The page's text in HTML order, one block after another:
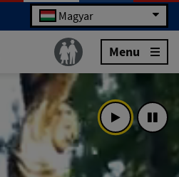
Magyar
Menu